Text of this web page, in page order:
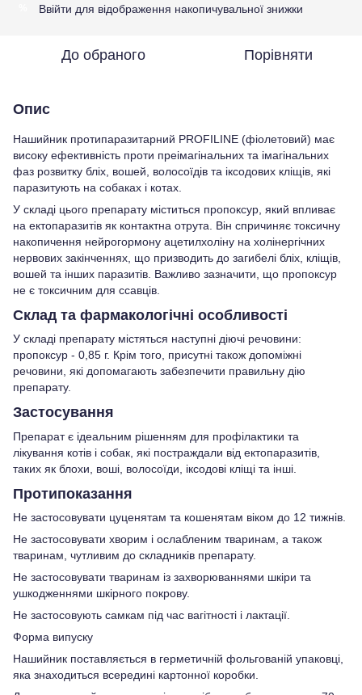
Ввійти для відображення накопичувальної знижки
До обраного Порівняти
Опис
Нашийник протипаразитарний PROFILINE (фіолетовий) має
високу ефективність проти преімагінальних та імагінальних
фаз розвитку бліх, вошей, волосоїдів та іксодових кліщів, які
паразитують на собаках і котах.
У складі цього препарату міститься пропоксур, який впливає
на ектопаразитів як контактна отрута. Він спричиняє токсичну
накопичення нейрогормону ацетилхоліну на холінергічних
нервових закінченнях, що призводить до загибелі бліх, кліщів,
вошей та інших паразитів. Важливо зазначити, що пропоксур
не є токсичним для ссавців.
Склад та фармакологічні особливості
У складі препарату містяться наступні діючі речовини:
пропоксур - 0,85 г. Крім того, присутні також допоміжні
речовини, які допомагають забезпечити правильну дію
препарату.
Застосування
Препарат є ідеальним рішенням для профілактики та
лікування котів і собак, які постраждали від ектопаразитів,
таких як блохи, воші, волосоїди, іксодові кліщі та інші.
Протипоказання
Не застосовувати цуценятам та кошенятам віком до 12 тижнів.
Не застосовувати хворим і ослабленим тваринам, а також
тваринам, чутливим до складників препарату.
Не застосовувати тваринам із захворюваннями шкіри та
ушкодженнями шкірного покрову.
Не застосовують самкам під час вагітності і лактації.
Форма випуску
Нашийник поставляється в герметичній фольгованій упаковці,
яка знаходиться всередині картонної коробки.